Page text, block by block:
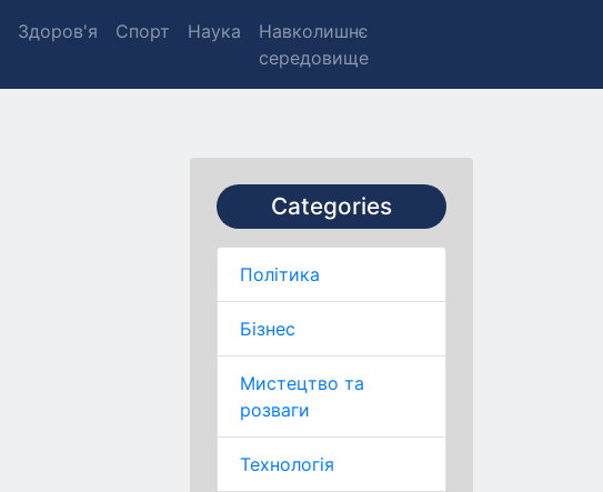
Здоров'я Спорт Наука
Навколишнє
середовище
Categories
Політика
Бізнес
Мистецтво та
розваги
Технологія